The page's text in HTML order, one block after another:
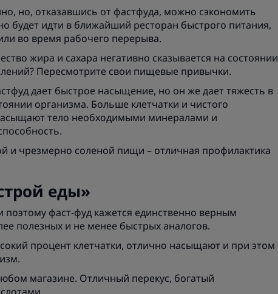
но, отказавшись от фастфуда, можно сэкономить
будет идти в ближайший ресторан быстрого питания,
во время рабочего перерыва.
жира и сахара негативно сказывается на состоянии
Пересмотрите свои пищевые привычки.
дает быстрое насыщение, но он же дает тяжесть в
организма. Больше клетчатки и чистого
тело необходимыми минералами и
и чрезмерно соленой пищи – отличная профилактика
еды»
поэтому фаст-фуд кажется единственно верным
полезных и не менее быстрых аналогов.
процент клетчатки, отлично насыщают и при этом
магазине. Отличный перекус, богатый